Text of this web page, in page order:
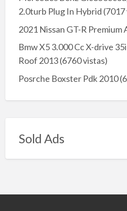
2.0turb Plug In Hybrid (7017
2021 Nissan GT-R Premium
Bmw X5 3.000 Cc X-drive
Roof 2013(6760 vistas)
Posrche Boxster Pdk 2010
Sold Ads